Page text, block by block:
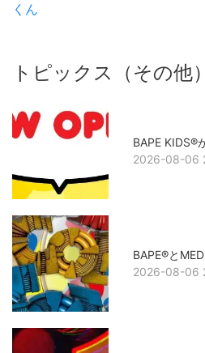
くん
トピックス（その他）
BAPE KIDS®
2026-08-06
BAPE®と
2026-08-06